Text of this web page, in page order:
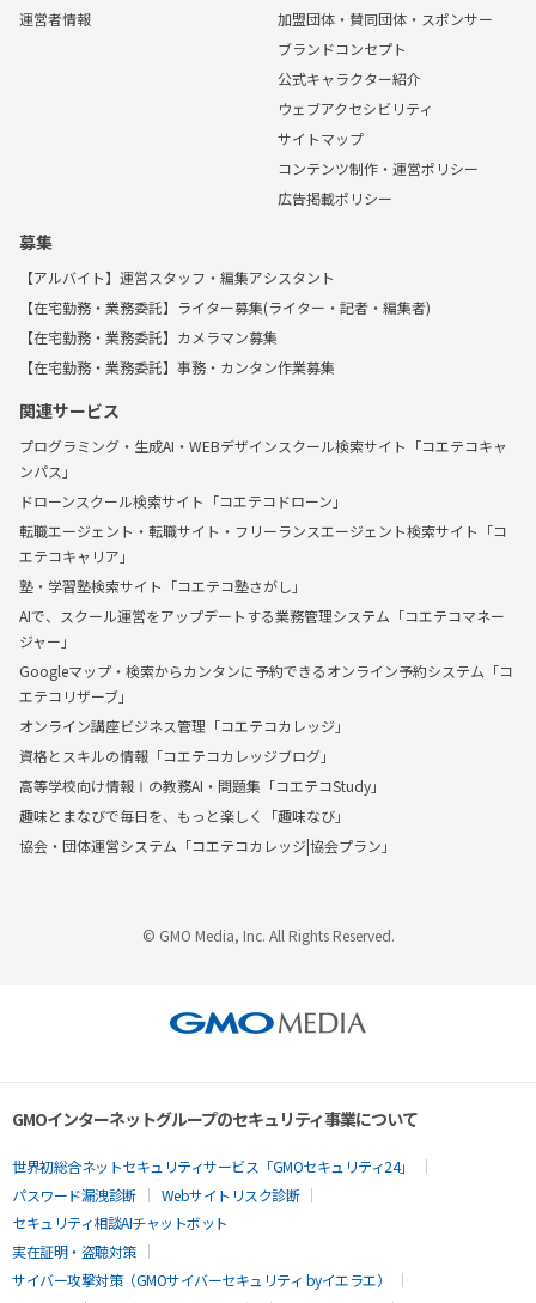
運営者情報
加盟団体・賛同団体・スポンサー
ブランドコンセプト
公式キャラクター紹介
ウェブアクセシビリティ
サイトマップ
コンテンツ制作・運営ポリシー
広告掲載ポリシー
募集
【アルバイト】運営スタッフ・編集アシスタント
【在宅勤務・業務委託】ライター募集(ライター・記者・編集者)
【在宅勤務・業務委託】カメラマン募集
【在宅勤務・業務委託】事務・カンタン作業募集
関連サービス
プログラミング・生成AI・WEBデザインスクール検索サイト「コエテコキャ
ンパス」
ドローンスクール検索サイト「コエテコドローン」
転職エージェント・転職サイト・フリーランスエージェント検索サイト「コ
エテコキャリア」
塾・学習塾検索サイト「コエテコ塾さがし」
AIで、スクール運営をアップデートする業務管理システム「コエテコマネー
ジャー」
Googleマップ・検索からカンタンに予約できるオンライン予約システム「コ
エテコリザーブ」
オンライン講座ビジネス管理「コエテコカレッジ」
資格とスキルの情報「コエテコカレッジブログ」
高等学校向け情報Ⅰの教務AI・問題集「コエテコStudy」
趣味とまなびで毎日を、もっと楽しく「趣味なび」
協会・団体運営システム「コエテコカレッジ|協会プラン」
© GMO Media, Inc. All Rights Reserved.
GMOインターネットグループのセキュリティ事業について
世界初総合ネットセキュリティサービス「GMOセキュリティ24」
パスワード漏洩診断
Webサイトリスク診断
セキュリティ相談AIチャットボット
実在証明・盗聴対策
サイバー攻撃対策（GMOサイバーセキュリティ byイエラエ）